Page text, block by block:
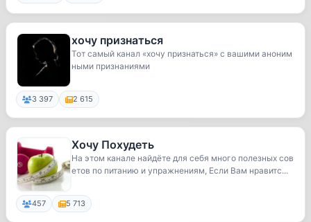
хочу признаться
Тот самый канал «хочу признаться» с вашими аноним
ными признаниями
3 397 2 615
Хочу Похудеть
На этом канале найдёте для себя много полезных сов
етов по питанию и упражнениям, Если Вам нравитс...
457 5 713